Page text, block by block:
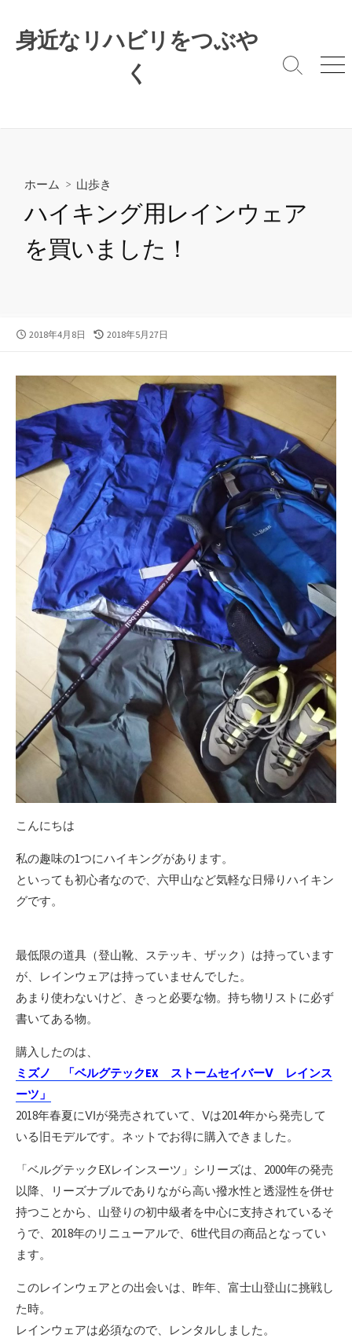
ス
身近なリハビリをつぶや
く
検
メ
ホーム > 山歩き
ハイキング用レインウェア
を買いました！
公
2018年4月8日
最
新
2018年5月27日
こんにちは
私の趣味の1つにハイキングがあります。
といっても初心者なので、六甲山など気軽な日帰りハイキン
グです。
最低限の道具（登山靴、ステッキ、ザック）は持っています
が、レインウェアは持っていませんでした。
あまり使わないけど、きっと必要な物。持ち物リストに必ず
書いてある物。
購入したのは、
ミズノ 「ベルグテックEX ストームセイバーⅤ レインス
ーツ」
2018年春夏にⅥが発売されていて、Ⅴは2014年から発売して
いる旧モデルです。ネットでお得に購入できました。
「ベルグテックEXレインスーツ」シリーズは、2000年の発売
以降、リーズナブルでありながら高い撥水性と透湿性を併せ
持つことから、山登りの初中級者を中心に支持されているそ
うで、2018年のリニューアルで、6世代目の商品となってい
ます。
このレインウェアとの出会いは、昨年、富士山登山に挑戦し
た時。
レインウェアは必須なので、レンタルしました。